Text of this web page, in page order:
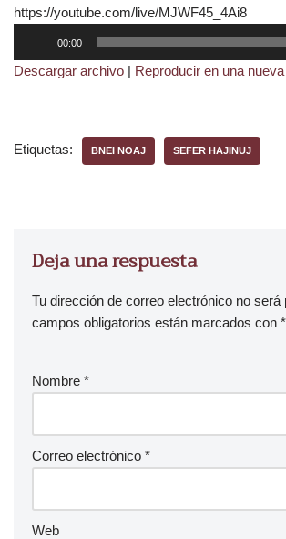
https://youtube.com/live/MJWF45_4Ai8
p
d
00:00
Descargar archivo | Reproducir en una
Etiquetas: BNEI NOAJ SEFER HAJINUJ
Deja una respuesta
Tu dirección de correo electrónico no será
campos obligatorios están marcados con *
Nombre *
Correo electrónico *
Web